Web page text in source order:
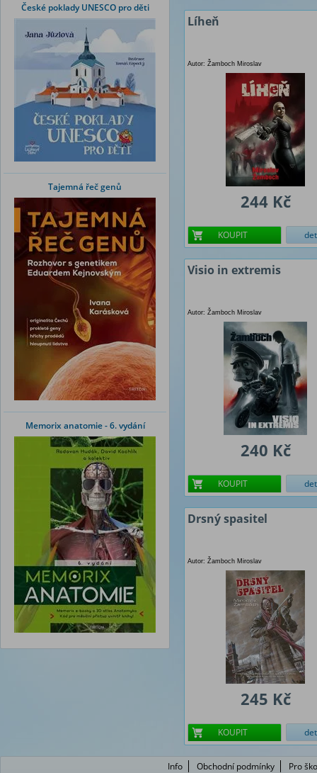
České poklady UNESCO pro děti
Tajemná řeč genů
Memorix anatomie - 6. vydání
Líheň
Autor: Žamboch Miroslav
244 Kč
KOUPIT
Visio in extremis
Autor: Žamboch Miroslav
240 Kč
KOUPIT
Drsný spasitel
Autor: Žamboch Miroslav
245 Kč
KOUPIT
Info Obchodní podmínky Pro